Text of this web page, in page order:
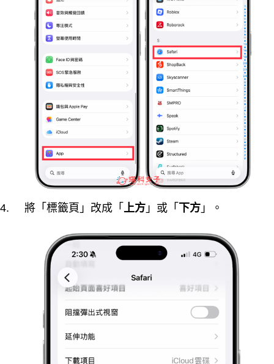
將「標籤頁」改成「 上方 」或「 下方 」。